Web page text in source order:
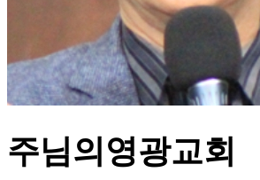
주님의영광교회